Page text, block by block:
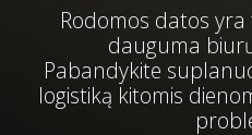
Rodomos datos
dauguma
Pabandykite
logistiką kitomis